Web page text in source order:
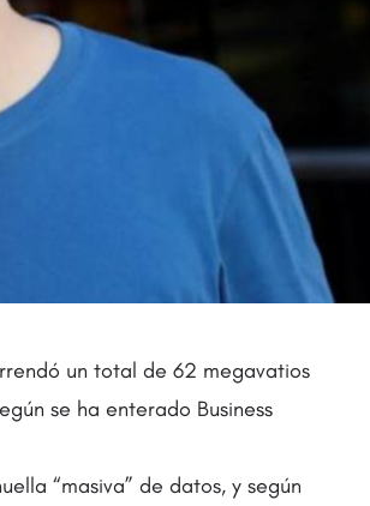
un total de 62 megavatios
se ha enterado Business
“masiva” de datos, y según